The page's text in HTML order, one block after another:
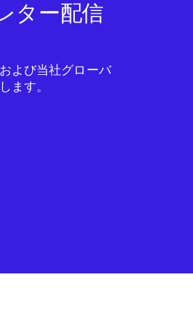
ター配信
よび当社グローバ
ます。